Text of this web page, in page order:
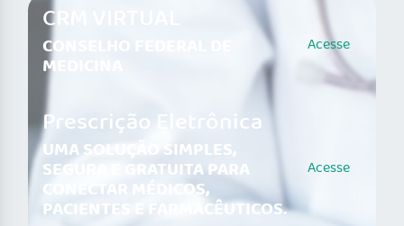
CRM VIRTUAL
CONSELHO FEDERAL DE
MEDICINA
Acesse
Prescrição Eletrônica
UMA SOLUÇÃO SIMPLES,
SEGURA E GRATUITA PARA
CONECTAR MÉDICOS,
PACIENTES E FARMACÊUTICOS.
Acesse